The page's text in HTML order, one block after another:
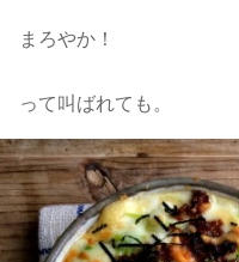
まろやか！
って叫ばれても。